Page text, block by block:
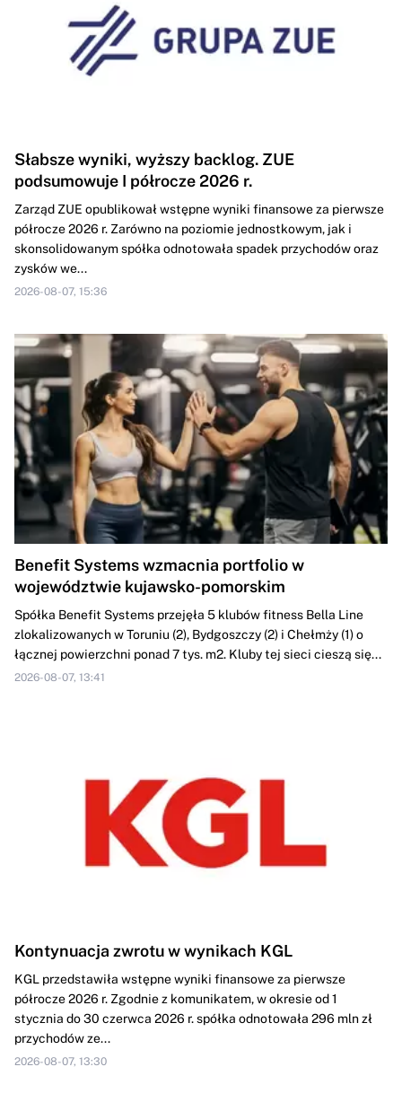
Słabsze wyniki, wyższy backlog. ZUE
podsumowuje I półrocze 2026 r.
Zarząd ZUE opublikował wstępne wyniki finansowe za pierwsze
półrocze 2026 r. Zarówno na poziomie jednostkowym, jak i
skonsolidowanym spółka odnotowała spadek przychodów oraz
zysków we...
2026-08-07, 15:36
Benefit Systems wzmacnia portfolio w
województwie kujawsko-pomorskim
Spółka Benefit Systems przejęła 5 klubów fitness Bella Line
zlokalizowanych w Toruniu (2), Bydgoszczy (2) i Chełmży (1) o
łącznej powierzchni ponad 7 tys. m2. Kluby tej sieci cieszą się...
2026-08-07, 13:41
Kontynuacja zwrotu w wynikach KGL
KGL przedstawiła wstępne wyniki finansowe za pierwsze
półrocze 2026 r. Zgodnie z komunikatem, w okresie od 1
stycznia do 30 czerwca 2026 r. spółka odnotowała 296 mln zł
przychodów ze...
2026-08-07, 13:30